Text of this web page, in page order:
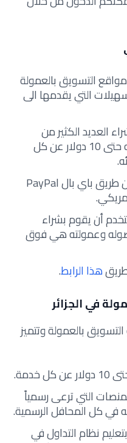
التسويق بالعمولة
التي يقدمها الى
العديد الكثير من
الخدمات مايجعل نسبة أرباحه حتى 10 دولار عن كل
يتيح للعميل سحب أرباحه عن طريق باي بال PayPal
أن يقوم بشراء
وعمولته هي فوق
هذا الرابط.
بالعمولة وتتميز
التي ترعى رسمياً
في كل المحافل الرسمية.
نظام التداول في